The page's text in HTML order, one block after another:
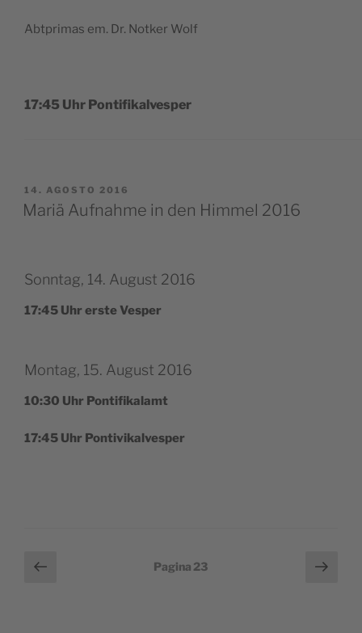
Abt­pri­mas em. Dr. Not­ker Wolf
17:45 Uhr Pontifikalvesper
PUBBLICATO
IL
14. AGOSTO 2016
Mariä Aufnahme in den Himmel 2016
Sonntag, 14. August 2016
17:45 Uhr erste Vesper
Montag, 15. August 2016
10:30 Uhr Pontifikalamt
17:45 Uhr Pontivikalvesper
Paginazione
Pagina
Pagina 23